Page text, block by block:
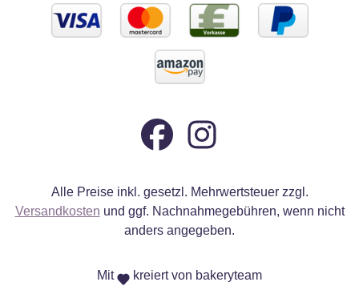
Alle Preise inkl. gesetzl. Mehrwertsteuer zzgl.
Versandkosten und ggf. Nachnahmegebühren, wenn nicht
anders angegeben.
Mit kreiert von bakeryteam